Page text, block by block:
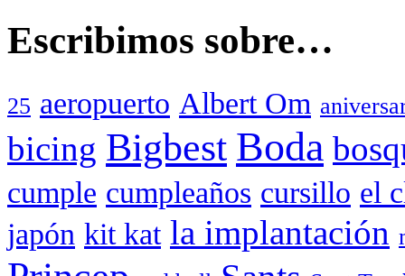
Escribimos sobre…
25 aeropuerto Albert Om
bicing Bigbest Boda
cumple cumpleaños cursillo el
japón kit kat la implantación